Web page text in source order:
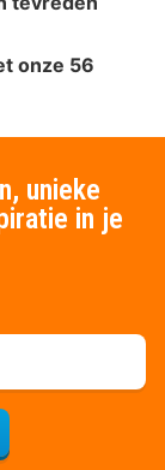
onze 56
unieke
in je